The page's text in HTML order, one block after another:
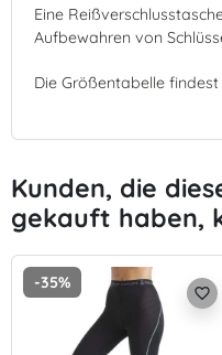
Eine
Aufbewahren von
Die Größentabelle
Kunden, die
gekauft haben,
-35%
favorite_border